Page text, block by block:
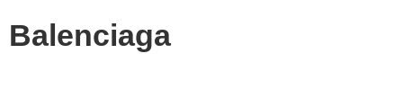
Balenciaga